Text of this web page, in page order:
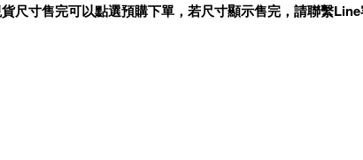
尺寸售完可以點選預購下單，若尺寸顯示售完，請聯繫